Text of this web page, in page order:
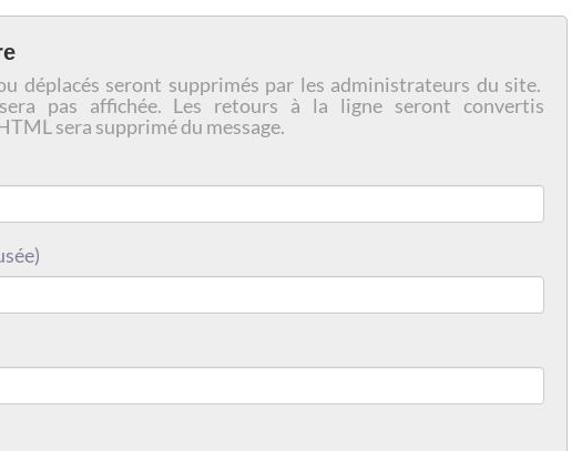
déplacés seront supprimés par les administrateurs du site.
pas affichée. Les retours à la ligne seront convertis
sera supprimé du message.